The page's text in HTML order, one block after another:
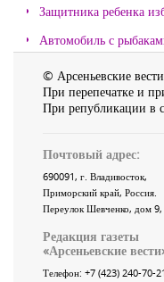
Защитника ребенка
Автомобиль с
© Арсеньевские
При перепечатке и
При републикации в
Почтовый адрес:
690091, г. Владивосток,
Приморский край, Россия.
Переулок Шевченко, дом
Редакция газеты
«Арсеньевские вести
Телефон: +7 (423) 240-70-21